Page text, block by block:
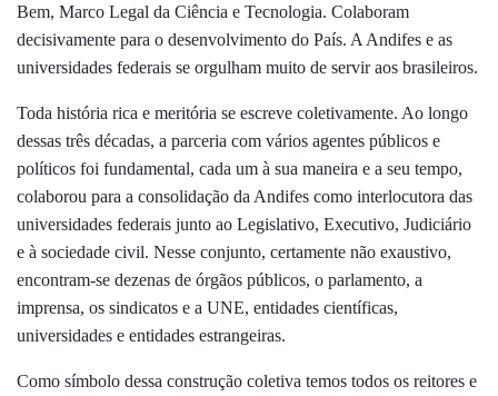
Bem, Marco Legal da Ciência e Tecnologia. Colaboram
decisivamente para o desenvolvimento do País. A Andifes e as
universidades federais se orgulham muito de servir aos brasileiros.
Toda história rica e meritória se escreve coletivamente. Ao longo
dessas três décadas, a parceria com vários agentes públicos e
políticos foi fundamental, cada um à sua maneira e a seu tempo,
colaborou para a consolidação da Andifes como interlocutora das
universidades federais junto ao Legislativo, Executivo, Judiciário
e à sociedade civil. Nesse conjunto, certamente não exaustivo,
encontram-se dezenas de órgãos públicos, o parlamento, a
imprensa, os sindicatos e a UNE, entidades científicas,
universidades e entidades estrangeiras.
Como símbolo dessa construção coletiva temos todos os reitores e